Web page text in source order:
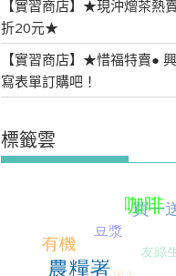
【實習商店】★現沖熷茶熱
折20元★
【實習商店】★惜福特賣●
寫表單訂購吧！
標籤雲